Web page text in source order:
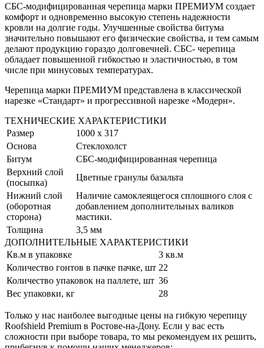
СБС-модифицированная черепица марки ПРЕМИУМ создает
комфорт и одновременно высокую степень надежности
кровли на долгие годы. Улучшенные свойства битума
значительно повышают его физические свойства, и тем самым
делают продукцию гораздо долговечней. СБС- черепица
обладает повышенной гибкостью и эластичностью, в том
числе при минусовых температурах.
Черепица марки ПРЕМИУМ представлена в классической
нарезке «Стандарт» и прогрессивной нарезке «Модерн».
ТЕХНИЧЕСКИЕ ХАРАКТЕРИСТИКИ
Размер
1000 х 317
Основа
Стеклохолст
Битум
СБС-модифицированная черепица
Верхний слой
(посыпка)
Цветные гранулы базальта
Нижний слой
(оборотная
сторона)
Наличие самоклеящегося сплошного слоя с
добавлением дополнительных валиков
мастики.
Толщина
3,5 мм
ДОПОЛНИТЕЛЬНЫЕ ХАРАКТЕРИСТИКИ
Кв.м в упаковке
3 кв.м
Количество гонтов в пачке пачке, шт 22
Количество упаковок на паллете, шт 36
Вес упаковки, кг
28
Только у нас наиболее выгодные цены на гибкую черепицу
Roofshield Premium в Ростове-на-Дону. Если у вас есть
сложности при выборе товара, то мы рекомендуем их решить,